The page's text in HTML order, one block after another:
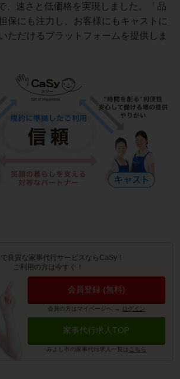
、速さと低価格を実現しました。「品
保にも注力し、お客様にもキャストに
ただけるプラットフォームを提供しま
良質な家事代行サービスならCaSy！
ご利用の方は今すぐ！
会員登録 (無料)
会員の方はマイページへ → ログイン
家事代行求人TOP
みよし市の家事代行求人一覧は こちら